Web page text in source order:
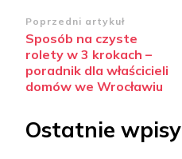
Zobacz
wpisy
Poprzedni artykuł
Sposób na czyste
rolety w 3 krokach –
poradnik dla właścicieli
domów we Wrocławiu
Ostatnie wpisy